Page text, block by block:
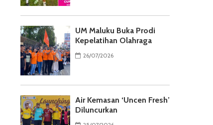
UM Maluku Buka Prodi
Kepelatihan Olahraga
26/07/2026
Air Kemasan ‘Uncen Fresh’
Diluncurkan